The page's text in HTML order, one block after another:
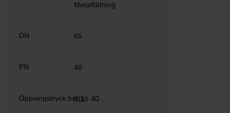
Metalltätning
65
40
0,1 - 40